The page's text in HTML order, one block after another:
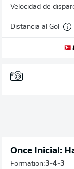
Velocidad de
Distancia al Gol
Once Inicial:
Formation:3-4-3